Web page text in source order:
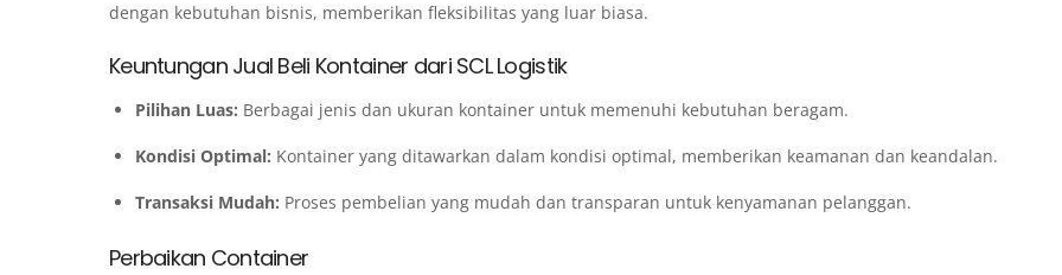
dengan kebutuhan bisnis, memberikan fleksibilitas yang luar biasa.
Keuntungan Jual Beli Kontainer dari SCL Logistik
Pilihan Luas: Berbagai jenis dan ukuran kontainer untuk memenuhi kebutuhan beragam.
Kondisi Optimal: Kontainer yang ditawarkan dalam kondisi optimal, memberikan keamanan dan keandalan.
Transaksi Mudah: Proses pembelian yang mudah dan transparan untuk kenyamanan pelanggan.
Perbaikan Container